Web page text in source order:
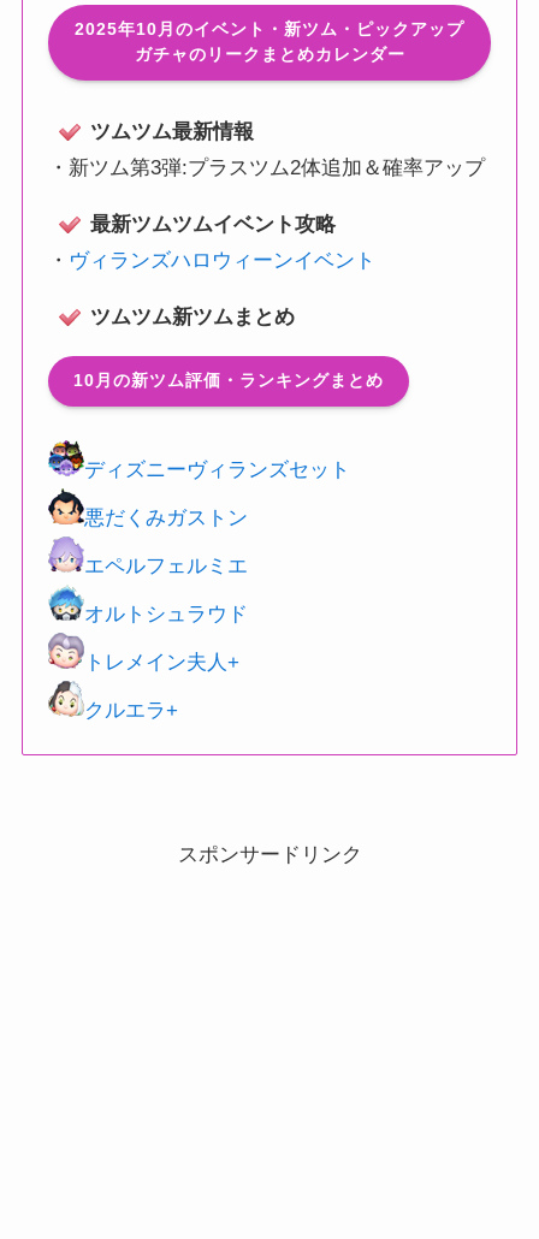
2025年10月のイベント・新ツム・ピックアップ
ガチャのリークまとめカレンダー
ツムツム最新情報
・ 新ツム第3弾:プラスツム2体追加＆確率アップ
最新ツムツムイベント攻略
・ ヴィランズハロウィーンイベント
ツムツム新ツムまとめ
10月の新ツム評価・ランキングまとめ
ディズニーヴィランズセット
悪だくみガストン
エペルフェルミエ
オルトシュラウド
トレメイン夫人+
クルエラ+
スポンサードリンク